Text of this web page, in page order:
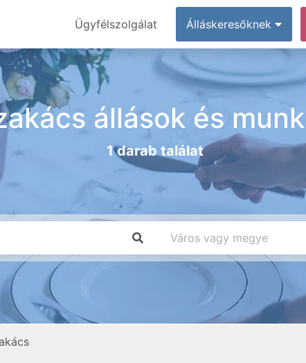
Ügyfélszolgálat Álláskeresőknek
állások és
1 darab találat